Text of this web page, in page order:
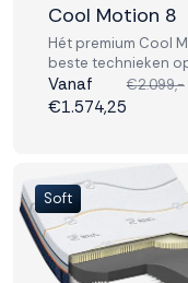
Cool Motion 8
Hét premium Cool
beste technieken
Motion 8 is
schuimlagen.
Vanaf €2.099,-
€1.574,25
Soft